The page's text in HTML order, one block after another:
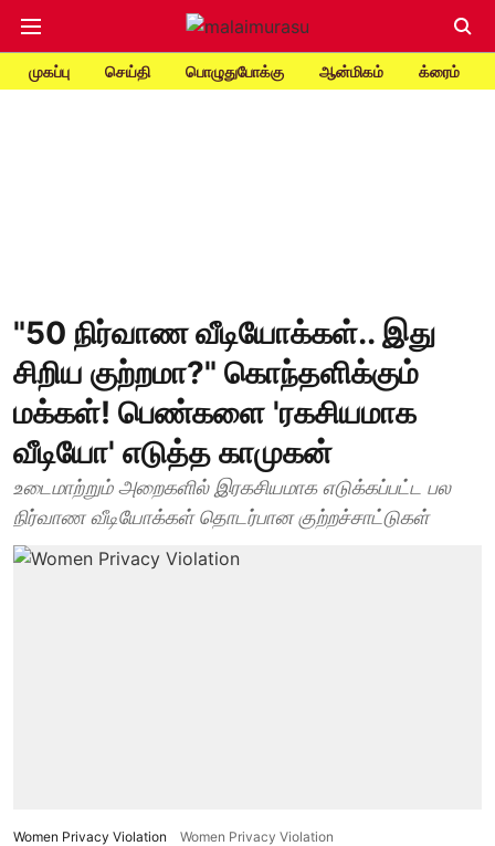
முகப்பு செய்தி பொழுதுபோக்கு ஆன்மிகம் க்ரைம்
"50 நிர்வாண வீடியோக்கள்.. இது
சிறிய குற்றமா?" கொந்தளிக்கும்
மக்கள்! பெண்களை 'ரகசியமாக
வீடியோ' எடுத்த காமுகன்
உடைமாற்றும் அறைகளில் இரகசியமாக எடுக்கப்பட்ட பல
நிர்வாண வீடியோக்கள் தொடர்பான குற்றச்சாட்டுகள்
Women Privacy Violation Women Privacy Violation